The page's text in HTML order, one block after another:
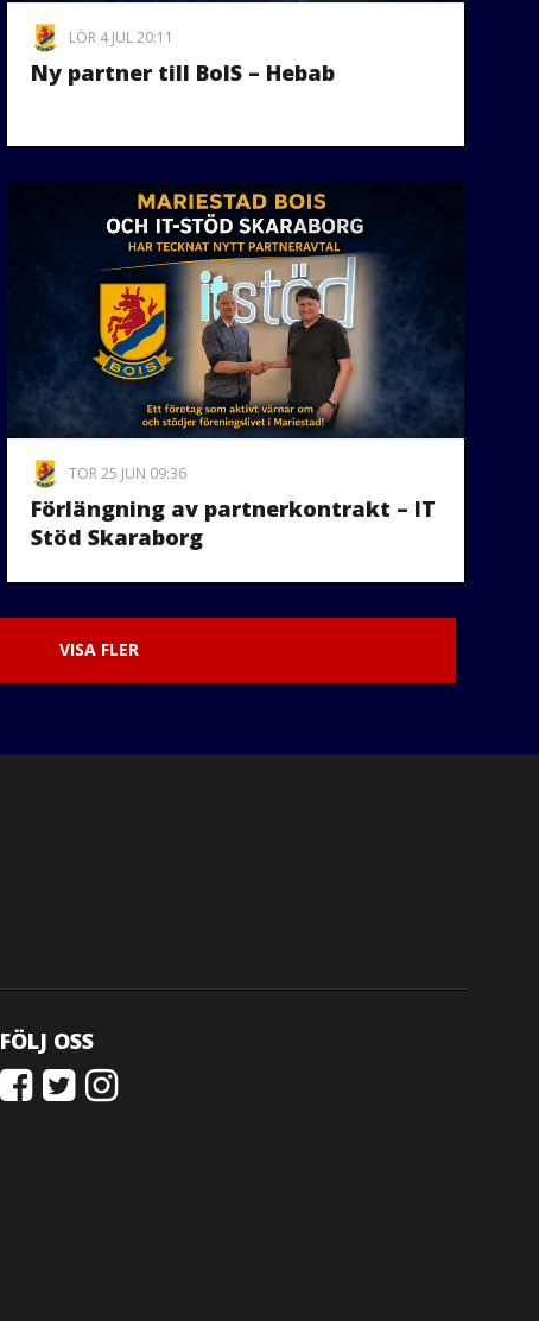
LÖR 4 JUL 20:11
Ny partner till BoIS – Hebab
TOR 25 JUN 09:36
Förlängning av partnerkontrakt – IT
Stöd Skaraborg
VISA FLER
FÖLJ OSS